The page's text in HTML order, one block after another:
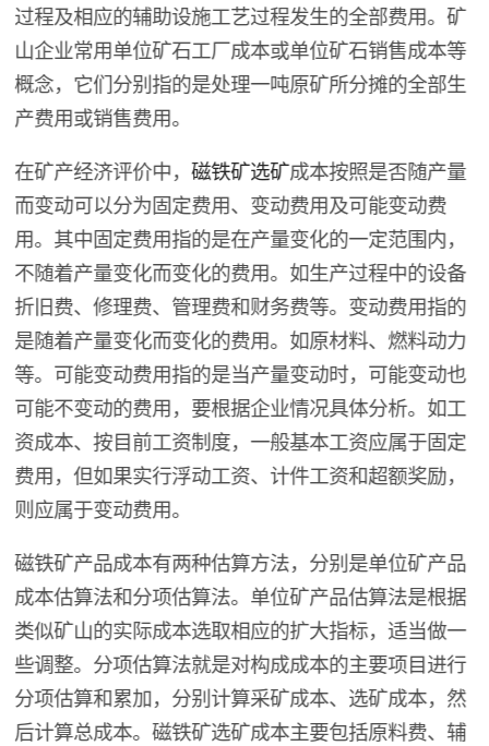
过程及相应的辅助设施工艺过程发生的全部费用。矿
山企业常用单位矿石工厂成本或单位矿石销售成本等
概念，它们分别指的是处理一吨原矿所分摊的全部生
产费用或销售费用。
在矿产经济评价中，磁铁矿选矿成本按照是否随产量
而变动可以分为固定费用、变动费用及可能变动费
用。其中固定费用指的是在产量变化的一定范围内，
不随着产量变化而变化的费用。如生产过程中的设备
折旧费、修理费、管理费和财务费等。变动费用指的
是随着产量变化而变化的费用。如原材料、燃料动力
等。可能变动费用指的是当产量变动时，可能变动也
可能不变动的费用，要根据企业情况具体分析。如工
资成本、按目前工资制度，一般基本工资应属于固定
费用，但如果实行浮动工资、计件工资和超额奖励，
则应属于变动费用。
磁铁矿产品成本有两种估算方法，分别是单位矿产品
成本估算法和分项估算法。单位矿产品估算法是根据
类似矿山的实际成本选取相应的扩大指标，适当做一
些调整。分项估算法就是对构成成本的主要项目进行
分项估算和累加，分别计算采矿成本、选矿成本，然
后计算总成本。磁铁矿选矿成本主要包括原料费、辅